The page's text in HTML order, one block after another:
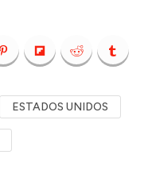
ESTADOS UNIDOS